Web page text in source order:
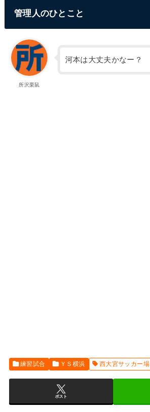
管理人のひとこと
所沢栗鼠
河本は大丈夫かなー？
練習試合 ＹＳ横浜 西大宮サッカー場
ポスト